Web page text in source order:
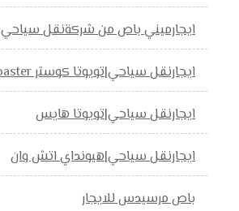
ايجارميني باص من شركةنقل سياحي
ايجارنقل سياحي|تويوتا كوستر ToyotaCoaster
ايجارنقل سياحي|تويوتا هايس
ايجارنقل سياحي|هيونداي اتش وان
باص مرسيدس للايجار